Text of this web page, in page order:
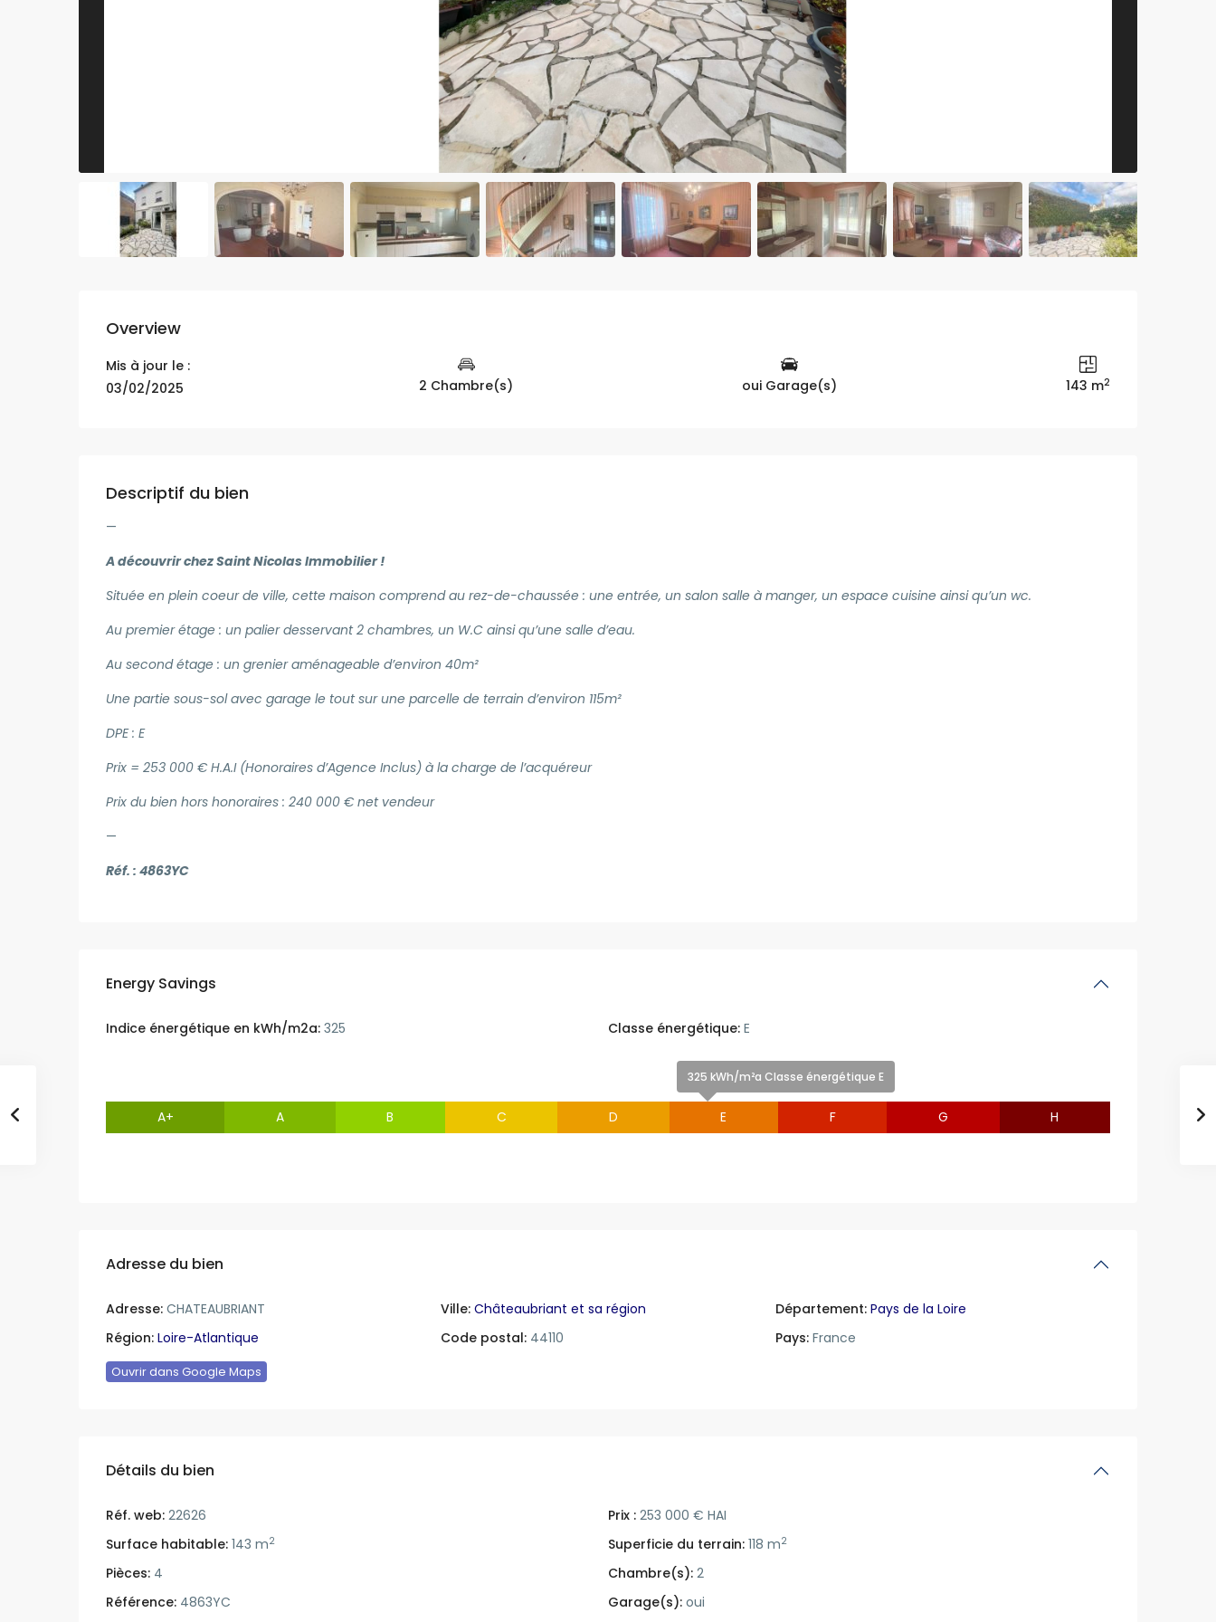
Overview
Mis à jour le :
03/02/2025
2 Chambre(s) oui Garage(s) 143 m2
Descriptif du bien
—
A découvrir chez Saint Nicolas Immobilier !
Située en plein coeur de ville, cette maison comprend au rez-de-chaussée : une entrée, un salon salle à manger, un espace cuisine ainsi qu’un wc.
Au premier étage : un palier desservant 2 chambres, un W.C ainsi qu’une salle d’eau.
Au second étage : un grenier aménageable d’environ 40m²
Une partie sous-sol avec garage le tout sur une parcelle de terrain d’environ 115m²
DPE : E
Prix = 253 000 € H.A.I (Honoraires d’Agence Inclus) à la charge de l’acquéreur
Prix du bien hors honoraires : 240 000 € net vendeur
—
Réf. : 4863YC
Energy Savings
Indice énergétique en kWh/m2a: 325 Classe énergétique: E
A+ A B C D
325 kWh/m²a Classe énergétique E
E F G H
Adresse du bien
Adresse: CHATEAUBRIANT Ville: Châteaubriant et sa région Département: Pays de la Loire
Région: Loire-Atlantique Code postal: 44110 Pays: France
Ouvrir dans Google Maps
Détails du bien
Réf. web: 22626 Prix : 253 000 € HAI
Surface habitable: 143 m2 Superficie du terrain: 118 m2
Pièces: 4 Chambre(s): 2
Référence: 4863YC Garage(s): oui